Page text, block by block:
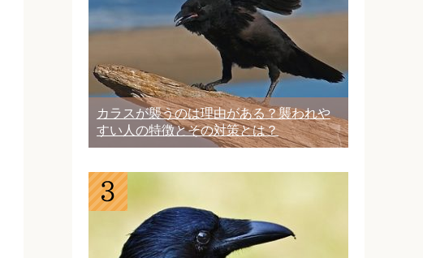
カラスが襲うのは理由がある？襲われや
すい人の特徴とその対策とは？